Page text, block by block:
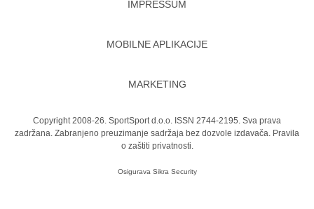
IMPRESSUM
MOBILNE APLIKACIJE
MARKETING
Copyright 2008-26. SportSport d.o.o. ISSN 2744-2195. Sva prava
zadržana. Zabranjeno preuzimanje sadržaja bez dozvole izdavača. Pravila
o zaštiti privatnosti.
Osigurava Sikra Security